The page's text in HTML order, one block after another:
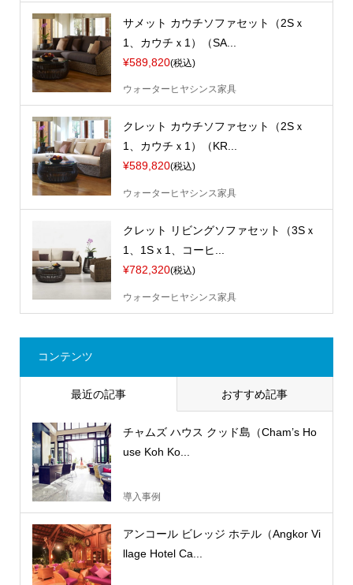
サメット カウチソファセット（2Sｘ
1、カウチｘ1）（SA...
¥589,820(税込)
ウォーターヒヤシンス家具
クレット カウチソファセット（2Sｘ
1、カウチｘ1）（KR...
¥589,820(税込)
ウォーターヒヤシンス家具
クレット リビングソファセット（3Sｘ
1、1Sｘ1、コーヒ...
¥782,320(税込)
ウォーターヒヤシンス家具
コンテンツ
最近の記事 おすすめ記事
チャムズ ハウス クッド島（Cham’s Ho
use Koh Ko...
導入事例
アンコール ビレッジ ホテル（Angkor Vi
llage Hotel Ca...